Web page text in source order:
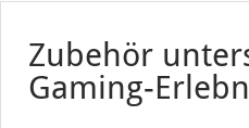
Zubehör
Gaming-